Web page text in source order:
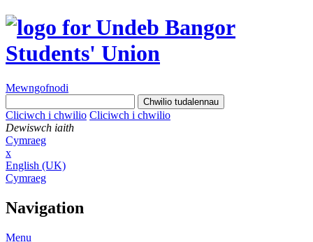
Mewngofnodi
Cliciwch i chwilio Cliciwch i chwilio
Dewiswch iaith
Cymraeg
x
English (UK)
Cymraeg
Navigation
Menu